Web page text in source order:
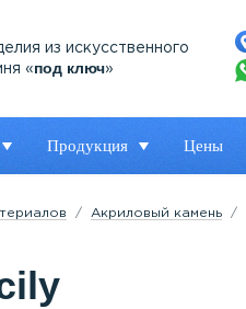
из искусственного
«под ключ»
Продукция Цены
Акриловый камень